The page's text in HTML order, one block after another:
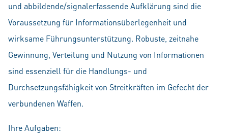
und abbildende/signalerfassende Aufklärung sind die
Voraussetzung für Informationsüberlegenheit und
wirksame Führungsunterstützung. Robuste, zeitnahe
Gewinnung, Verteilung und Nutzung von Informationen
sind essenziell für die Handlungs- und
Durchsetzungsfähigkeit von Streitkräften im Gefecht der
verbundenen Waffen.
Ihre Aufgaben: